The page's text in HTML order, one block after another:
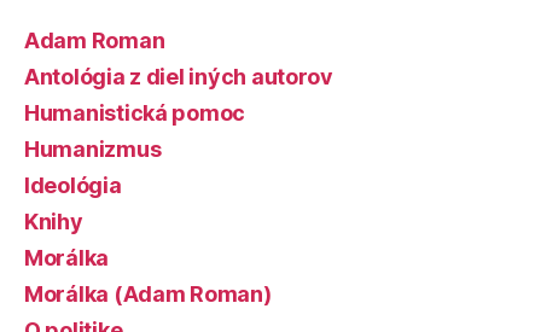
Adam Roman
Antológia z diel iných autorov
Humanistická pomoc
Humanizmus
Ideológia
Knihy
Morálka
Morálka (Adam Roman)